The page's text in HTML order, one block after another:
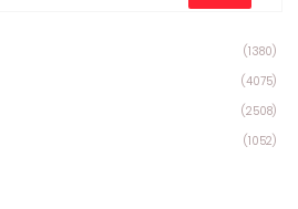
(1380)
(4075)
(2508)
(1052)